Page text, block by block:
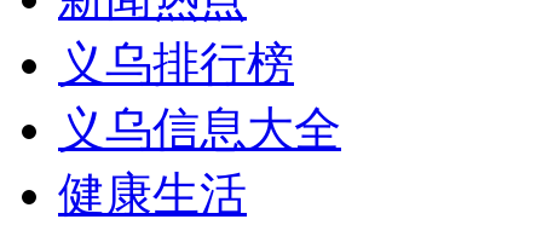
义乌排行榜
义乌信息大全
健康生活